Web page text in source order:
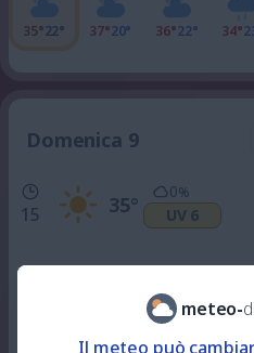
35°22° 37°20° 36°22° 34°
Domenica 9
15 35°
0%
UV 6
UV 4meteo-
Il meteo può